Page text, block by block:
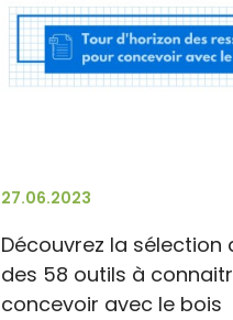
27.06.2023
Découvrez la sélection
des 58 outils à
concevoir avec le bois